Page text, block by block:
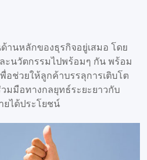
านหลักของธุรกิจอยู่เสมอ โดย
ะนวัตกรรมไปพร้อมๆ กัน พร้อม
ช่วยให้ลูกค้าบรรลุการเติบโต
มมือทางกลยุทธ์ระยะยาวกับ
ยได้ประโยชน์